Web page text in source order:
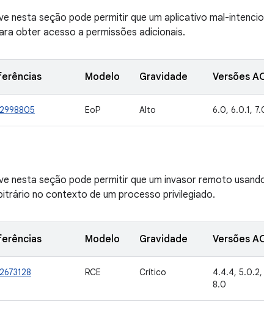
nesta seção pode permitir que um aplicativo mal-
obter acesso a permissões adicionais.
Modelo Gravidade Versões
EoP Alto 6.0, 6.0.1,
nesta seção pode permitir que um invasor remoto
no contexto de um processo privilegiado.
Modelo Gravidade Versões
RCE Crítico
4.4.4, 5.0.2,
8.0